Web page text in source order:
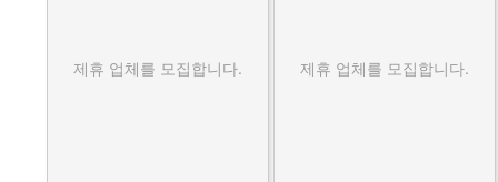
제휴 업체를 모집합니다. 제휴 업체를 모집합니다.